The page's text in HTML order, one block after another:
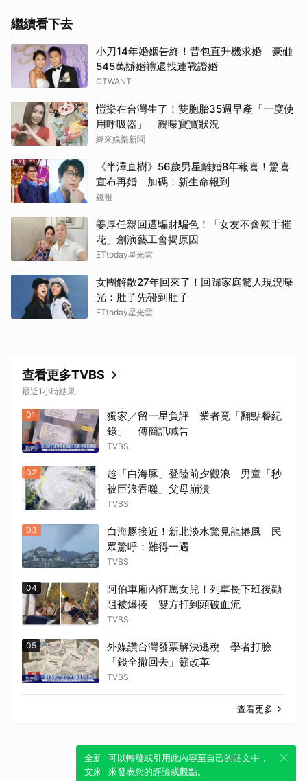
繼續看下去
小刀14年婚姻告終！昔包直升機求婚 豪砸
545萬辦婚禮還找連戰證婚
CTWANT
愷樂在台灣生了！雙胞胎35週早產「一度使
用呼吸器」 親曝寶寶狀況
緯來娛樂新聞
《半澤直樹》56歲男星離婚8年報喜！驚喜
宣布再婚 加碼：新生命報到
鏡報
姜厚任親回遭騙財騙色！「女友不會辣手摧
花」創演藝工會揭原因
ETtoday星光雲
女團解散27年回來了！回歸家庭驚人現況曝
光：肚子先碰到肚子
ETtoday星光雲
查看更多TVBS
最近1小時結果
01
獨家／留一星負評 業者竟「翻點餐紀
錄」 傳簡訊喊告
TVBS
02
趁「白海豚」登陸前夕觀浪 男童「秒
被巨浪吞噬」父母崩潰
TVBS
03
白海豚接近！新北淡水驚見龍捲風 民
眾驚呼：難得一遇
TVBS
04
阿伯車廂內狂罵女兒！列車長下班後勸
阻被爆揍 雙方打到頭破血流
TVBS
05
外媒讚台灣發票解決逃稅 學者打臉
「錢全撒回去」籲改革
TVBS
查看更多
全新體驗！一鍵引用此內容，透過發布貼
文來輕鬆表達個人立場。
可以轉發或引用此內容至自己的貼文中，
來發表您的評論或觀點。